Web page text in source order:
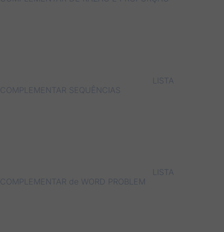
LISTA
COMPLEMENTAR SEQUÊNCIAS
LISTA
COMPLEMENTAR de WORD PROBLEM